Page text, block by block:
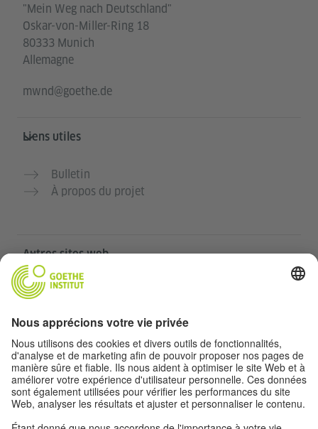
"Mein Weg nach Deutschland"
Oskar-von-Miller-Ring 18
80333 Munich
Allemagne
mwnd@goethe.de
Liens utiles
Bulletin
À propos du projet
Autres sites web
Communauté „Deutsch für dich“
Cours d’allemand de l’Institut Goethe
Portail pour enseignants „Deutschstunde“
Confidentialité et accessibilité